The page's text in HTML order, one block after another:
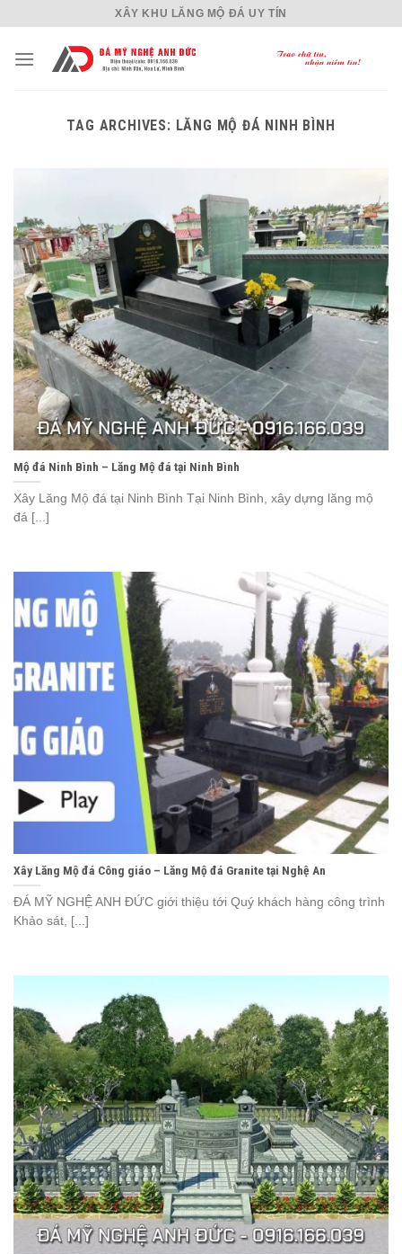
content
XÂY KHU LĂNG MỘ ĐÁ UY TÍN
TAG ARCHIVES: LĂNG MỘ ĐÁ NINH BÌNH
Mộ đá Ninh Bình – Lăng Mộ đá tại Ninh Bình
Xây Lăng Mộ đá tại Ninh Bình Tại Ninh Bình, xây dựng lăng mộ
đá [...]
Xây Lăng Mộ đá Công giáo – Lăng Mộ đá Granite tại Nghệ An
ĐÁ MỸ NGHỆ ANH ĐỨC giới thiệu tới Quý khách hàng công trình
Khảo sát, [...]